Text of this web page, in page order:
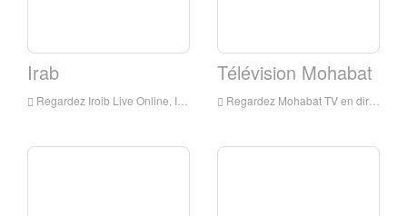
Irab
Regardez Iroib Live Online, Irib HD en direct Streaming, Irib Watch Live TV de l'Iran
Télévision Mohabat
Regardez Mohabat TV en direct en ligne, Mohabat TV HD Streaming en direct, MOHABAT TV Watch Vive TV de l'Iran